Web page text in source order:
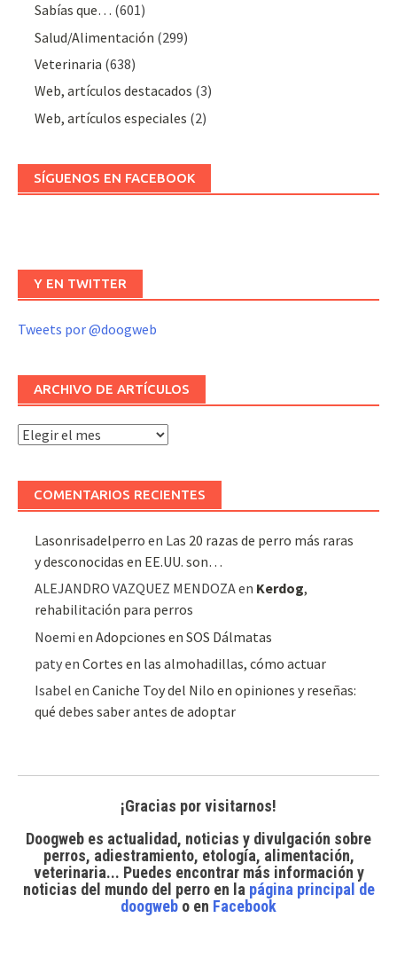
Sabías que… (601)
Salud/Alimentación (299)
Veterinaria (638)
Web, artículos destacados (3)
Web, artículos especiales (2)
SÍGUENOS EN FACEBOOK
Y EN TWITTER
Tweets por @doogweb
ARCHIVO DE ARTÍCULOS
Archivo
COMENTARIOS RECIENTES
Lasonrisadelperro en Las 20 razas de perro más raras
y desconocidas en EE.UU. son…
ALEJANDRO VAZQUEZ MENDOZAen Kerdog,
rehabilitación para perros
Noemi enAdopciones en SOS Dálmatas
patyenCortes en las almohadillas, cómo actuar
Isabel enCaniche Toy del Nilo en opiniones y reseñas:
qué debes saber antes de adoptar
¡Gracias por visitarnos!
Doogweb es actualidad, noticias y divulgación sobre
perros, adiestramiento, etología, alimentación,
veterinaria... Puedes encontrar más información y
noticias del mundo del perroen la página principal de
doogweb o en Facebook